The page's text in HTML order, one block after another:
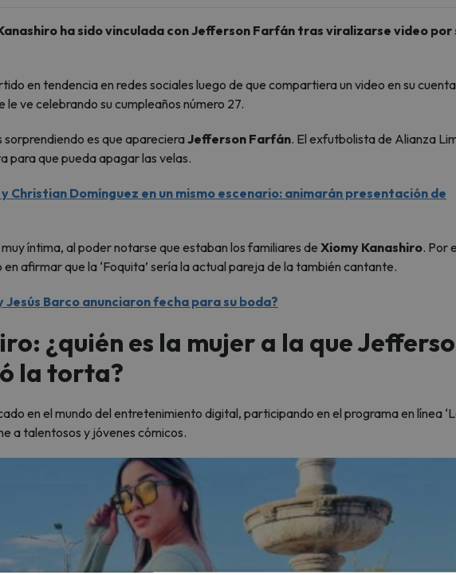
ha sido vinculada con Jefferson Farfán tras viralizarse video por
en tendencia en redes sociales luego de que compartiera un video en su cuenta
ve celebrando su cumpleaños número 27.
sorprendiendo es que aparecieraJefferson Farfán. El exfutbolista de Alianza
para que pueda apagar las velas.
Christian Domínguez en un mismo escenario: animarán presentación de
íntima, al poder notarse que estaban los familiares de Xiomy Kanashiro. Por
en afirmar que la ‘Foquita’ sería la actual pareja de la también cantante.
Jesús Barco anunciaron fecha para su boda?
¿quién es la mujer a la que
la torta?
en el mundo del entretenimiento digital, participando en el programa en línea
a talentosos y jóvenes cómicos.